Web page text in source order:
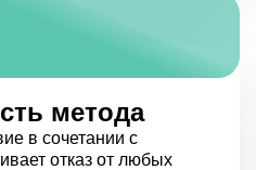
метода
в сочетании с
отказ от любых